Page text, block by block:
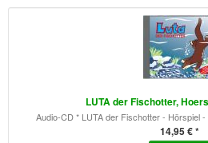
LUTA der Fischotter,
Audio-CD * LUTA der Fischotter - Hörspiel
14,95 € *